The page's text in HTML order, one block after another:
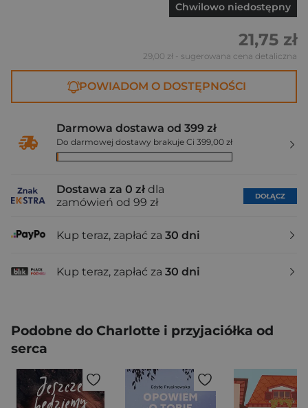
Chwilowo niedostępny
21,75 zł
29,00 zł - sugerowana cena detaliczna
POWIADOM O DOSTĘPNOŚCI
Darmowa dostawa od 399 zł
Do darmowej dostawy brakuje Ci 399,00 zł
Dostawa za 0 zł dla
zamówień od 99 zł
DOŁĄCZ
Kup teraz, zapłać za 30 dni
Kup teraz, zapłać za 30 dni
Podobne do Charlotte i przyjaciółka od
serca